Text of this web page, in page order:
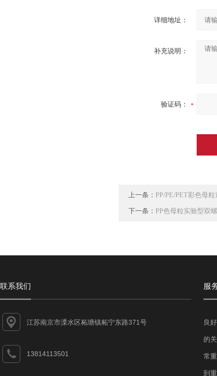
详细地址：
补充说明：
验证码：
上一条： PP/PE/PET彩色母
下一条： PP色母粒实验型双
联系我们
江苏南京市溧水区柘塘镇柘宁东路371号
13814113501
服
良
的
常
到